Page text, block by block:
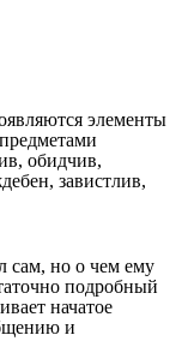
элементы
обидчив,
завистлив,
сам, но о чем ему
подробный
начатое
и